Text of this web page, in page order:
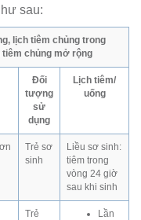
sau:
lịch tiêm chủng trong
chủng mở rộng
Đối
tượng
sử
dụng
Lịch tiêm/
uống
Trẻ sơ
sinh
Liều sơ sinh:
tiêm trong
vòng 24 giờ
sau khi sinh
Trẻ
Lần